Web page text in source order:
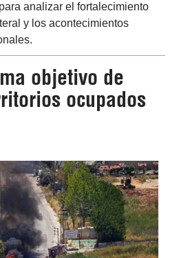
analizar el fortalecimiento
y los acontecimientos
objetivo de
ocupados